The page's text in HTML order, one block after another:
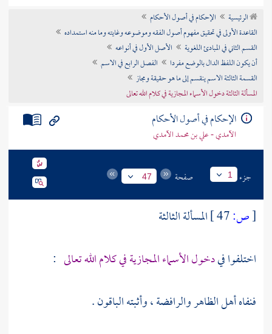
تراجم الأعلام
الرئيسية
الإحكام في أصول الأحكام
القاعدة الأولى في تحقيق مفهوم أصول الفقه وموضوعه وغايته وما منه استمداده
القسم الثاني في المبادئ اللغوية
الأصل الأول في أنواعه
أن يكون اللفظ الدال بالوضع مفردا
الفصل الرابع في الاسم
القسمة الثالثة الاسم ينقسم إلى ما هو حقيقة ومجاز
المسألة الثالثة دخول الأسماء المجازية في كلام الله تعالى
الإحكام في أصول الأحكام
الآمدي - علي بن محمد الآمدي
جزء 1 صفحة 47
[ص:
المسألة الثالثة
اختلفوا فيدخول الأسماء المجازية في كلام الله تعالى :
فنفاه أهل الظاهروالرافضة، وأثبته الباقون .